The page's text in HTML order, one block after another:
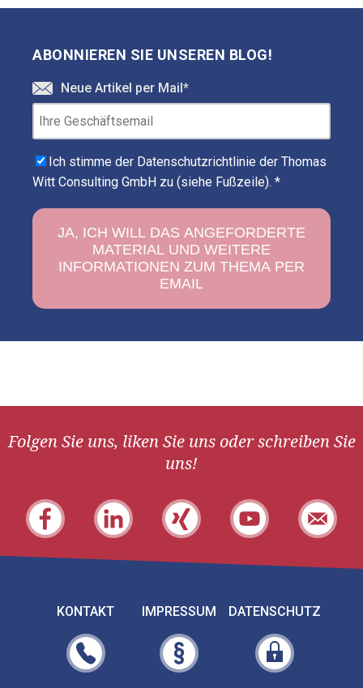
ABONNIEREN SIE UNSEREN BLOG!
Neue Artikel per Mail*
Ich stimme der Datenschutzrichtlinie der Thomas
Witt Consulting GmbH zu (siehe Fußzeile). *
Folgen Sie uns, liken Sie uns oder schreiben Sie
uns!
KONTAKT IMPRESSUM DATENSCHUTZ